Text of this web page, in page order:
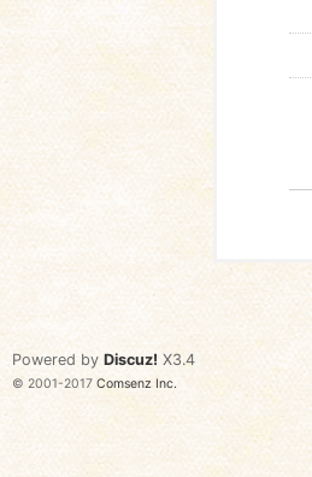
Powered by Discuz! X3.4
© 2001-2017 Comsenz Inc.